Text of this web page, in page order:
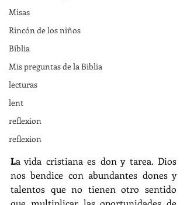
Misas
Rincón de los niños
Biblia
Mis preguntas de la Biblia
lecturas
lent
reflexion
reflexion
La vida cristiana es don y tarea. Dios
nos bendice con abundantes dones y
talentos que no tienen otro sentido